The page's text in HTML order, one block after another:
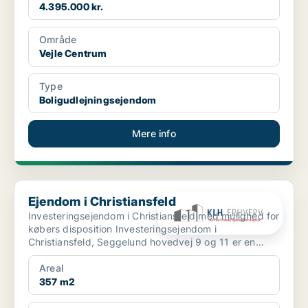
4.395.000 kr.
Område
Vejle Centrum
Type
Boligudlejningsejendom
Mere info
Ejendom i Christiansfeld
Ejendom i Christiansfeld
Investeringsejendom i Christiansfeld med mulighed for
købers disposition Investeringsejendom i
Christiansfeld, Seggelund hovedvej 9 og 11 er en
investeri...
Areal
357 m2